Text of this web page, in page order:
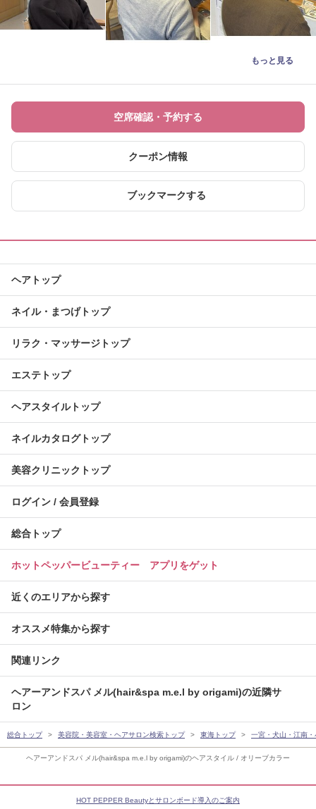
ヘアーアンドスパ メル(hair&spa m.e.l by origami)のヘアスタイル / オリーブカラー
もっと見る
空席確認・予約する
クーポン情報
ブックマークする
ヘアトップ
ネイル・まつげトップ
リラク・マッサージトップ
エステトップ
ヘアスタイルトップ
ネイルカタログトップ
美容クリニックトップ
ログイン / 会員登録
総合トップ
ホットペッパービューティー アプリをゲット
近くのエリアから探す
オススメ特集から探す
関連リンク
ヘアーアンドスパ メル(hair&spa m.e.l by origami)の近隣サ
ロン
総合トップ 美容院・美容室・ヘアサロン検索トップ 東海トップ 一宮・犬山・江南
HOT PEPPER Beautyとサロンボード導入のご案内